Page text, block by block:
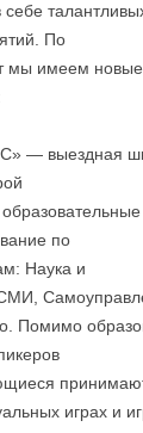
себе
По
мы имеем новые
— выездная
по
Наука и
Помимо
играх и